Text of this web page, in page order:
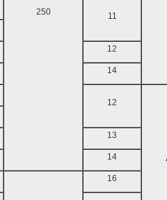
250
11
12
14
12
13
14
16